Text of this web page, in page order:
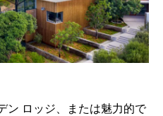
ン ロッジ、または魅力的で